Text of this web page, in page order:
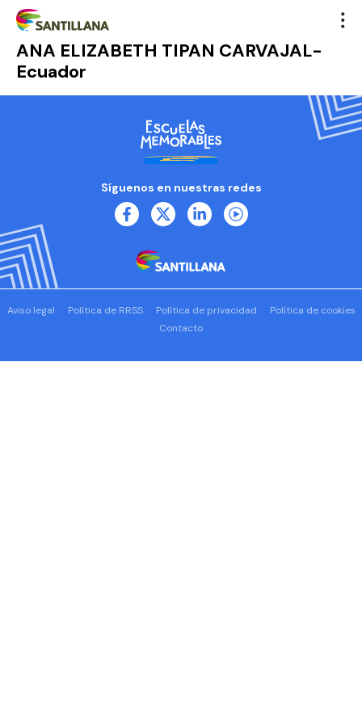
ANA ELIZABETH TIPAN CARVAJAL-
Ecuador
Síguenos en nuestras redes
Aviso legal Política de RRSS Política de privacidad
Política de cookies
Contacto